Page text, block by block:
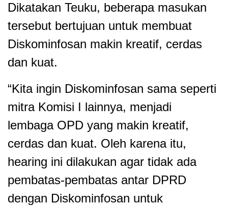
Dikatakan Teuku, beberapa masukan
tersebut bertujuan untuk membuat
Diskominfosan makin kreatif, cerdas
dan kuat.
“Kita ingin Diskominfosan sama seperti
mitra Komisi I lainnya, menjadi
lembaga OPD yang makin kreatif,
cerdas dan kuat. Oleh karena itu,
hearing ini dilakukan agar tidak ada
pembatas-pembatas antar DPRD
dengan Diskominfosan untuk